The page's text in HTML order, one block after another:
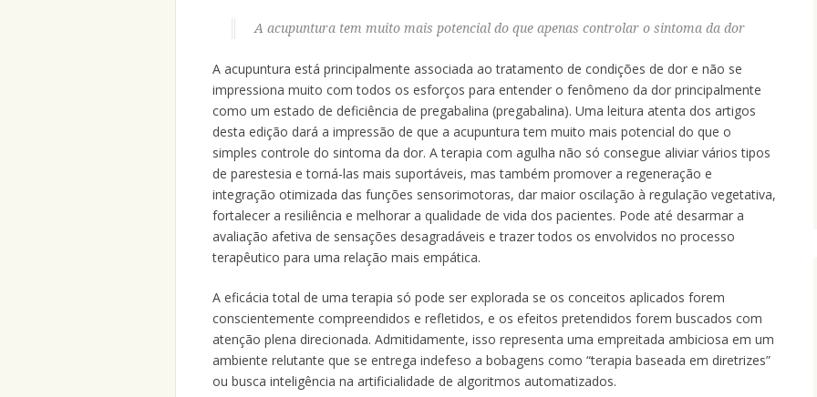
A acupuntura tem muito mais potencial do que apenas controlar o sintoma da dor
A acupuntura está principalmente associada ao tratamento de condições de dor e não se
impressiona muito com todos os esforços para entender o fenômeno da dor principalmente
como um estado de deficiência de pregabalina (pregabalina). Uma leitura atenta dos artigos
desta edição dará a impressão de que a acupuntura tem muito mais potencial do que o
simples controle do sintoma da dor. A terapia com agulha não só consegue aliviar vários tipos
de parestesia e torná-las mais suportáveis, mas também promover a regeneração e
integração otimizada das funções sensorimotoras, dar maior oscilação à regulação vegetativa,
fortalecer a resiliência e melhorar a qualidade de vida dos pacientes. Pode até desarmar a
avaliação afetiva de sensações desagradáveis e trazer todos os envolvidos no processo
terapêutico para uma relação mais empática.
A eficácia total de uma terapia só pode ser explorada se os conceitos aplicados forem
conscientemente compreendidos e refletidos, e os efeitos pretendidos forem buscados com
atenção plena direcionada. Admitidamente, isso representa uma empreitada ambiciosa em um
ambiente relutante que se entrega indefeso a bobagens como “terapia baseada em diretrizes”
ou busca inteligência na artificialidade de algoritmos automatizados.